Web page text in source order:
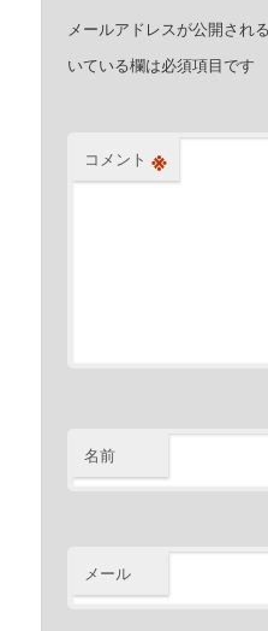
メールアドレスが公開され
いている欄は必須項目です
コメント ※
名前
メール